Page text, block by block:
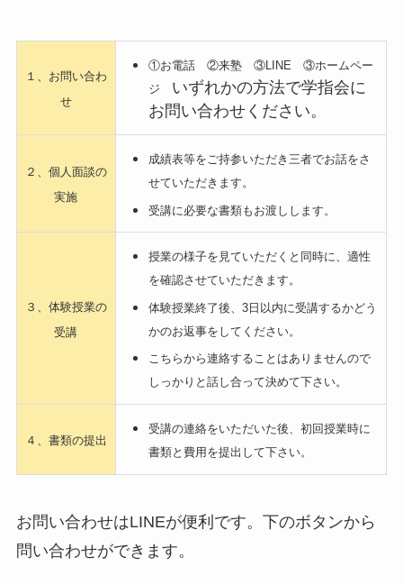
１、お問い合わ
せ
①お電話 ②来塾 ③LINE ③ホームペー
ジ いずれかの方法で学指会に
お問い合わせください。
２、個人面談の
実施
成績表等をご持参いただき三者でお話をさ
せていただきます。
受講に必要な書類もお渡しします。
３、体験授業の
受講
授業の様子を見ていただくと同時に、適性
を確認させていただきます。
体験授業終了後、3日以内に受講するかどう
かのお返事をしてください。
こちらから連絡することはありませんので
しっかりと話し合って決めて下さい。
４、書類の提出
受講の連絡をいただいた後、初回授業時に
書類と費用を提出して下さい。
お問い合わせはLINEが便利です。下のボタンから
問い合わせができます。